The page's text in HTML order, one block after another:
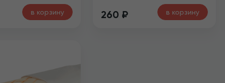
в корзину 260 ₽ в корзину